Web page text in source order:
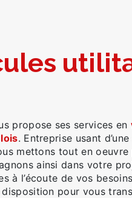
propose ses services en
. Entreprise usant
mettons tout en
ainsi dans votre
à l’écoute de vos
pour vous